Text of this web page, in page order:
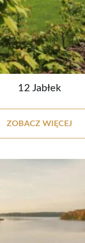
12 Jabłek
ZOBACZ WIĘCEJ